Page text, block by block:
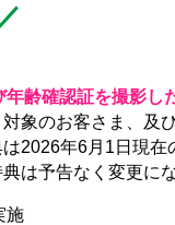
齢確認証を撮影し
象のお客さま、及
2026年6月1日現在
は予告なく変更に
施